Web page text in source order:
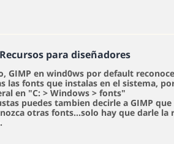
para diseñadores
GIMP en wind0ws por default reconoce
las fonts que instalas en el sistema,
en "C: > Windows > fonts"
puedes tambien decirle a GIMP
otras fonts...solo hay que darle la